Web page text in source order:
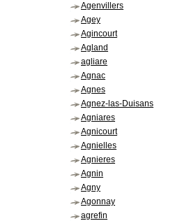
Agenvillers
Agey
Agincourt
Agland
agliare
Agnac
Agnes
Agnez-las-Duisans
Agniares
Agnicourt
Agnielles
Agnieres
Agnin
Agny
Agonnay
agrefin